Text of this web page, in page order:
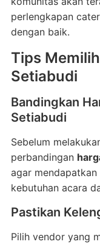
perlengkapan
dengan baik.
Tips
Setiabudi
Bandingkan
Setiabudi
Sebelum
perbandingan
agar
kebutuhan acara
Pastikan
Pilih vendor yang